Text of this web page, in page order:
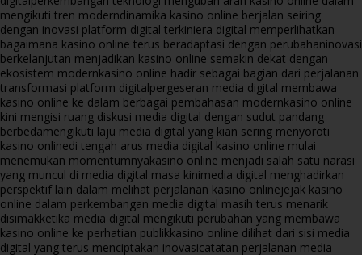
mengikuti tren moderndinamika kasino online berjalan seiring
dengan inovasi platform digital terkiniera digital memperlihatkan
bagaimana kasino online terus beradaptasi dengan perubahaninovasi
berkelanjutan menjadikan kasino online semakin dekat dengan
ekosistem modernkasino online hadir sebagai bagian dari perjalanan
transformasi platform digitalpergeseran media digital membawa
kasino online ke dalam berbagai pembahasan modernkasino online
kini mengisi ruang diskusi media digital dengan sudut pandang
berbedamengikuti laju media digital yang kian sering menyoroti
kasino onlinedi tengah arus media digital kasino online mulai
menemukan momentumnyakasino online menjadi salah satu narasi
yang muncul di media digital masa kinimedia digital menghadirkan
perspektif lain dalam melihat perjalanan kasino onlinejejak kasino
online dalam perkembangan media digital masih terus menarik
disimakketika media digital mengikuti perubahan yang membawa
kasino online ke perhatian publikkasino online dilihat dari sisi media
digital yang terus menciptakan inovasicatatan perjalanan media